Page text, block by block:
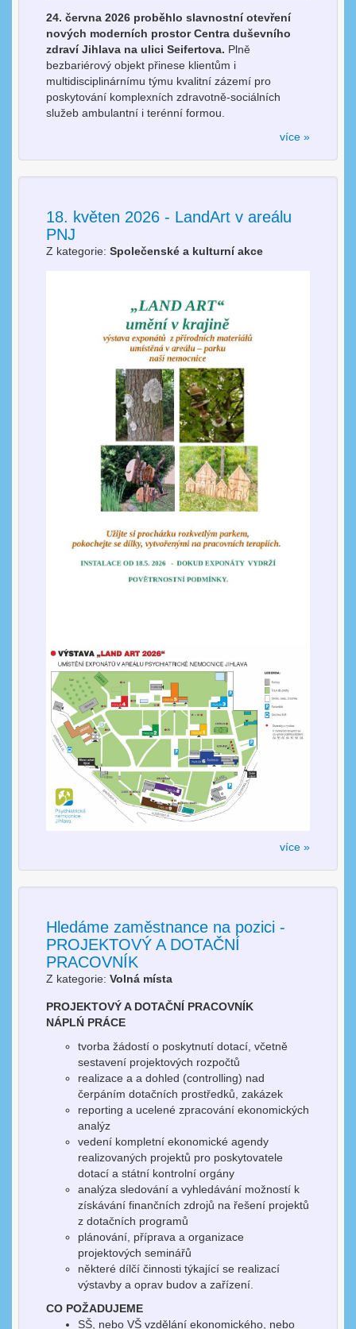
24. června 2026 proběhlo slavnostní otevření
nových moderních prostor Centra duševního
zdraví Jihlava na ulici Seifertova. Plně
bezbariérový objekt přinese klientům i
multidisciplinárnímu týmu kvalitní zázemí pro
poskytování komplexních zdravotně-sociálních
služeb ambulantní i terénní formou.
více »
18. květen 2026 - LandArt v areálu
PNJ
Z kategorie: Společenské a kulturní akce
více »
Hledáme zaměstnance na pozici -
PROJEKTOVÝ A DOTAČNÍ
PRACOVNÍK
Z kategorie: Volná místa
PROJEKTOVÝ A DOTAČNÍ PRACOVNÍK
NÁPLŃ PRÁCE
tvorba žádostí o poskytnutí dotací, včetně
sestavení projektových rozpočtů
realizace a a dohled (controlling) nad
čerpáním dotačních prostředků, zakázek
reporting a ucelené zpracování ekonomických
analýz
vedení kompletní ekonomické agendy
realizovaných projektů pro poskytovatele
dotací a státní kontrolní orgány
analýza sledování a vyhledávání možností k
získávání finančních zdrojů na řešení projektů
z dotačních programů
plánování, příprava a organizace
projektových seminářů
některé dílčí činnosti týkající se realizací
výstavby a oprav budov a zařízení.
CO POŽADUJEME
SŠ, nebo VŠ vzdělání ekonomického, nebo